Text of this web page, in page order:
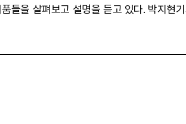
들을 살펴보고 설명을 듣고 있다. 박지현